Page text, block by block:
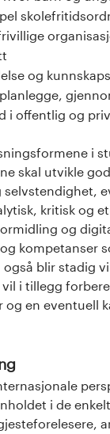
og
i offentlig og
i
skal utvikle
selvstendighet,
kritisk og
og
kompetanser
blir stadig
i tillegg
en eventuell
i de